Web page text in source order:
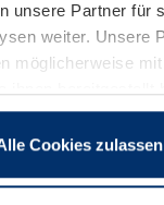
unsere Partner für
weiter. Unsere
möglicherweise
Nutzung der
Betrieb dieser Seite
Cookies zulassen